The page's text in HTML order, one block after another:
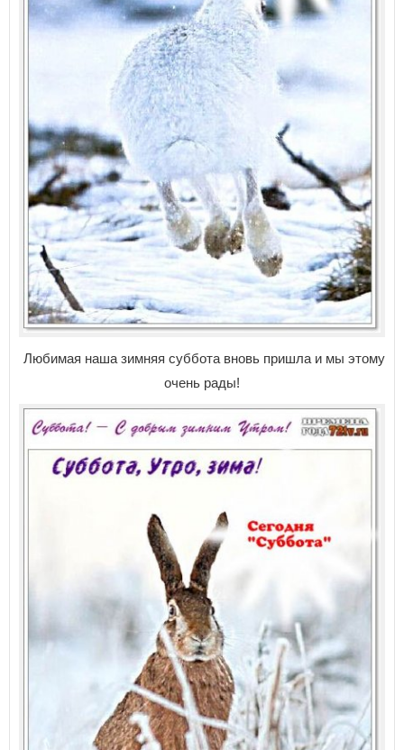
Любимая наша зимняя суббота вновь пришла и мы этому
очень рады!